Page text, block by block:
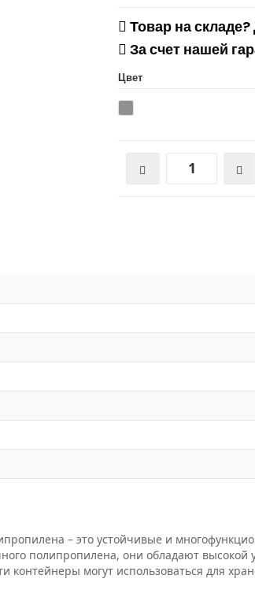
Товар на
За счет нашей
Цвет
– это устойчивые и
полипропилена, они обладают
контейнеры могут использоваться для